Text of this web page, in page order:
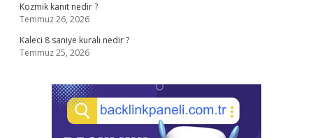
Kozmik kanıt nedir ?
Temmuz 26, 2026
Kaleci 8 saniye kuralı nedir ?
Temmuz 25, 2026